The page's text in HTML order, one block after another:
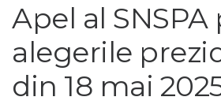
Apel al
alegerile
din 18 mai